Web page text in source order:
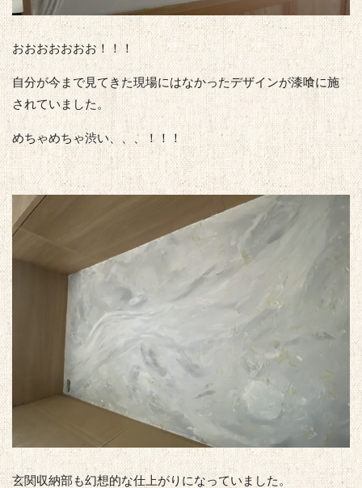
おおおおおおお！！！
自分が今まで見てきた現場にはなかったデザインが漆喰に施
されていました。
めちゃめちゃ渋い、、、！！！
玄関収納部も幻想的な仕上がりになっていました。